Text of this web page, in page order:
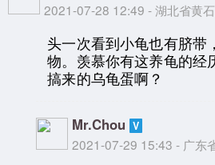
2021-07-28 12:49 - 湖北省黄
头一次看到小龟也有脐带
物。羡慕你有这养龟的经
搞来的乌龟蛋啊？
Mr.Chou
2021-07-29 15:43 - 广东